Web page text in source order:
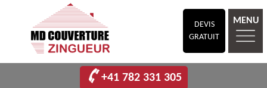
DEVIS
GRATUIT
MENU
+41 782 331 305